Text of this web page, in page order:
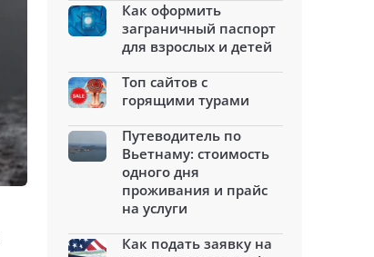
Как оформить
заграничный паспорт
для взрослых и детей
Топ сайтов с
горящими турами
Путеводитель по
Вьетнаму: стоимость
одного дня
проживания и прайс
на услуги
Как подать заявку на